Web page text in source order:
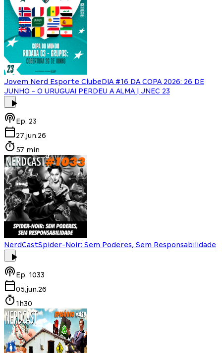
Jovem Nerd Esporte ClubeDIA #16 DA COPA 2026: 26 DE
JUNHO - O URUGUAI PERDEU A ALMA | JNEC 23
Ep. 23
27.jun.26
57 min
NerdCastSpider-Noir: Sem Poderes, Sem Responsabilidade
Ep. 1033
05.jun.26
1h30